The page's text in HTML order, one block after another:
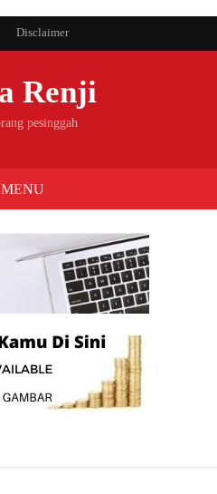
Disclaimer
Renji
pesinggah
MENU